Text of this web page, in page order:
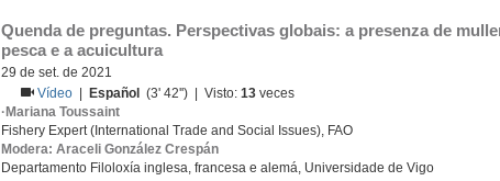
Quenda de preguntas. Perspectivas globais: a presenza de
pesca e a acuicultura
29 de set. de 2021
Vídeo
Español (3' 42'') | Visto:13 veces
·Mariana Toussaint
Fishery Expert (International Trade and Social Issues), FAO
Modera: Araceli González Crespán
Departamento Filoloxía inglesa, francesa e alemá, Universidade de Vigo